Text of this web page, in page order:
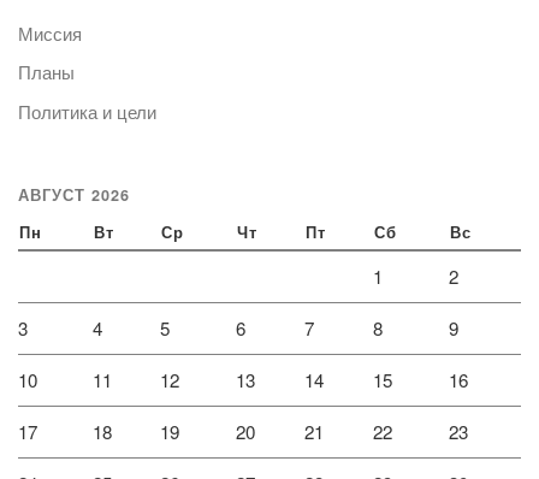
Миссия
Планы
Политика и цели
АВГУСТ 2026
Пн Вт Ср Чт Пт Сб Вс
1 2
3 4 5 6 7 8 9
10 11 12 13 14 15 16
17 18 19 20 21 22 23